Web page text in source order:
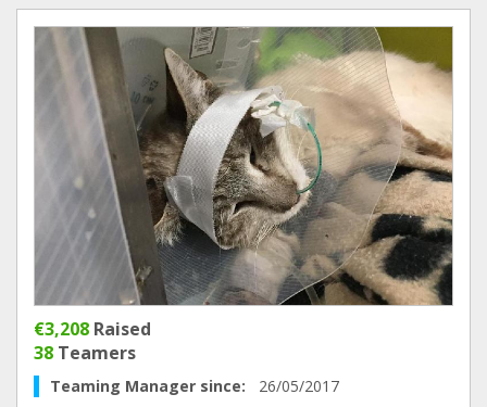
€3,208 Raised
38 Teamers
Teaming Manager since: 26/05/2017